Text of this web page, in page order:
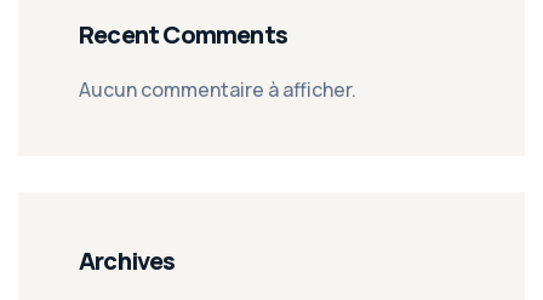
Recent Comments
Aucun commentaire à afficher.
Archives